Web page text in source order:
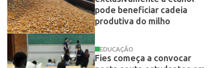
pode beneficiar cadeia
produtiva do milho
EDUCAÇÃO
Fies começa a convocar